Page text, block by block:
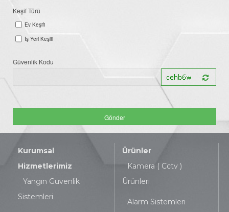
Keşif Türü
Ev Keşifi
İş Yeri Keşifi
Güvenlik Kodu
Kurumsal
Hizmetlerimiz
Yangın Guvenlik
Sistemleri
Ürünler
Kamera ( Cctv )
Ürünleri
Alarm Sistemleri